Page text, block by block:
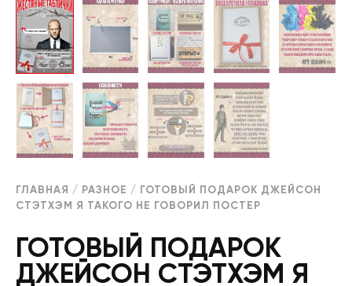
ГЛАВНАЯ / РАЗНОЕ / ГОТОВЫЙ ПОДАРОК ДЖЕЙСОН
СТЭТХЭМ Я ТАКОГО НЕ ГОВОРИЛ ПОСТЕР
ГОТОВЫЙ ПОДАРОК
ДЖЕЙСОН СТЭТХЭМ Я